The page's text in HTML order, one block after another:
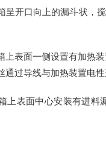
呈开口向上的漏斗状，
上表面一侧设置有加热
通过导线与加热装置电性
上表面中心安装有进料